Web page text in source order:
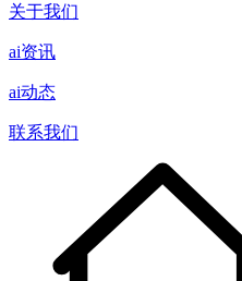
关于我们
ai资讯
ai动态
联系我们